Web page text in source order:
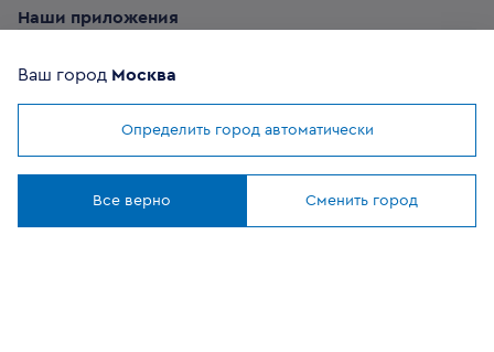
Мы используем cookies
Наши приложения
Ваш город Москва
Определить город автоматически
Все верно Сменить город